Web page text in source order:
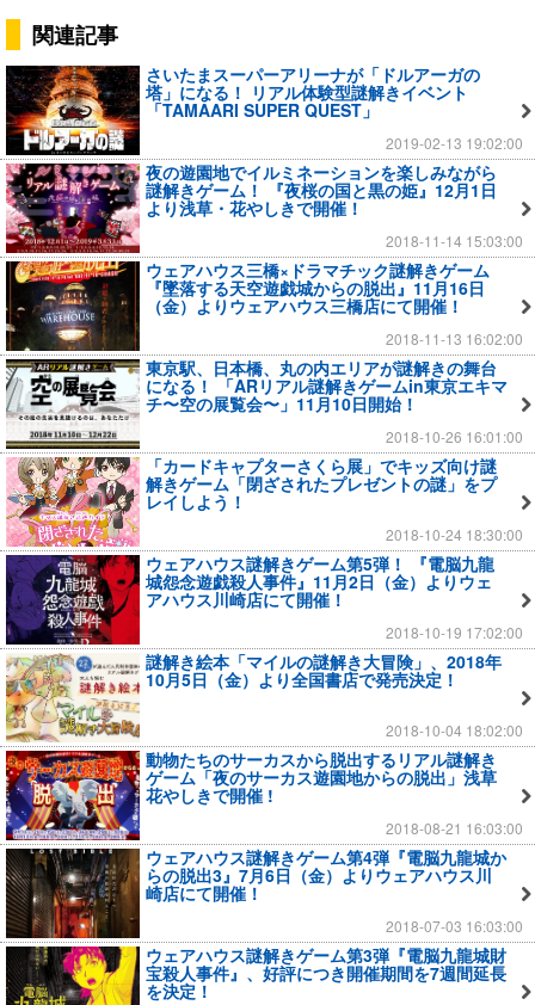
関連記事
さいたまスーパーアリーナが「ドルアーガの
塔」になる！ リアル体験型謎解きイベント
「TAMAARI SUPER QUEST」
2019-02-13 19:02:00
夜の遊園地でイルミネーションを楽しみながら
謎解きゲーム！ 『夜桜の国と黒の姫』12月1日
より浅草・花やしきで開催！
2018-11-14 15:03:00
ウェアハウス三橋×ドラマチック謎解きゲーム
『墜落する天空遊戯城からの脱出』11月16日
（金）よりウェアハウス三橋店にて開催！
2018-11-13 16:02:00
東京駅、日本橋、丸の内エリアが謎解きの舞台
になる！ 「ARリアル謎解きゲームin東京エキマ
チ〜空の展覧会〜」11月10日開始！
2018-10-26 16:01:00
「カードキャプターさくら展」でキッズ向け謎
解きゲーム「閉ざされたプレゼントの謎」をプ
レイしよう！
2018-10-24 18:30:00
ウェアハウス謎解きゲーム第5弾！ 『電脳九龍
城怨念遊戯殺人事件』11月2日（金）よりウェ
アハウス川崎店にて開催！
2018-10-19 17:02:00
謎解き絵本「マイルの謎解き大冒険」、2018年
10月5日（金）より全国書店で発売決定！
2018-10-04 18:02:00
動物たちのサーカスから脱出するリアル謎解き
ゲーム「夜のサーカス遊園地からの脱出」浅草
花やしきで開催 !
2018-08-21 16:03:00
ウェアハウス謎解きゲーム第4弾『電脳九龍城か
らの脱出3』7月6日（金）よりウェアハウス川
崎店にて開催！
2018-07-03 16:03:00
ウェアハウス謎解きゲーム第3弾『電脳九龍城財
宝殺人事件』、好評につき開催期間を7週間延長
を決定！